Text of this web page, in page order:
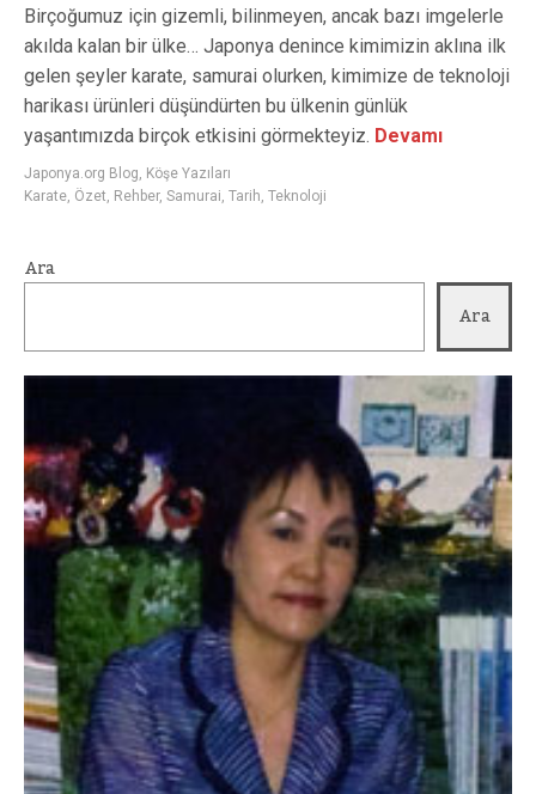
Birçoğumuz için gizemli, bilinmeyen, ancak bazı imgelerle
akılda kalan bir ülke… Japonya denince kimimizin aklına ilk
gelen şeyler karate, samurai olurken, kimimize de teknoloji
harikası ürünleri düşündürten bu ülkenin günlük
yaşantımızda birçok etkisini görmekteyiz. Devamı
Japonya.org Blog, Köşe Yazıları
Karate, Özet, Rehber, Samurai, Tarih, Teknoloji
Ara
Ara